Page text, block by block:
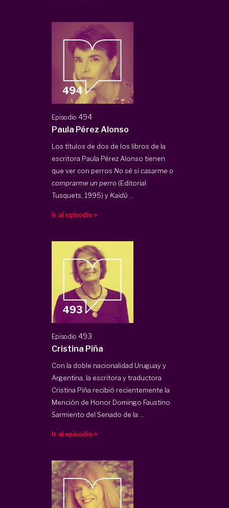
Episodio 494
Paula Pérez Alonso
Los títulos de dos de los libros de la
escritora Paula Pérez Alonso tienen
que ver con perros No sé si casarme o
comprarme un perro (Editorial
Tusquets, 1995) y Kaidú
Ir al episodio >
Episodio 493
Cristina Piña
Con la doble nacionalidad Uruguay y
Argentina, la escritora y traductora
Cristina Piña recibió recientemente la
Mención de Honor Domingo Faustino
Sarmiento del Senado de la ...
Ir al episodio >